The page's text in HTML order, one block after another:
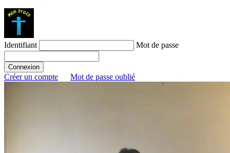
Identifiant Mot de passe
Créer un compte Mot de passe oublié